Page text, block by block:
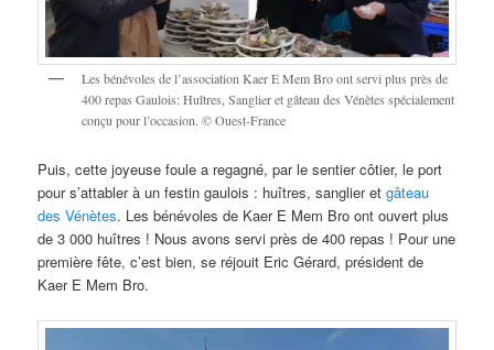
Les bénévoles de l’association Kaer E Mem Bro ont servi plus près de
400 repas Gaulois: Huîtres, Sanglier et gâteau des Vénètes spécialement
conçu pour l’occasion. © Ouest-France
Puis, cette joyeuse foule a regagné, par le sentier côtier, le port
pour s’attabler à un festin gaulois : huîtres, sanglier etgâteau
des Vénètes. Les bénévoles de Kaer E Mem Bro ont ouvert plus
de 3 000 huîtres ! Nous avons servi près de 400 repas ! Pour une
première fête, c’est bien, se réjouit Eric Gérard, président de
Kaer E Mem Bro.